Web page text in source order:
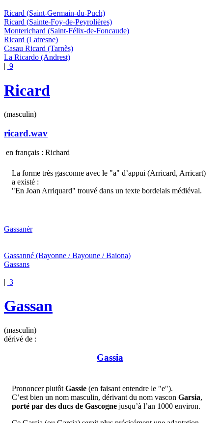
Ricard (Saint-Germain-du-Puch)
Ricard (Sainte-Foy-de-Peyrolières)
Monterichard (Saint-Félix-de-Foncaude)
Ricard (Latresne)
Casau Ricard (Tarnès)
La Ricardo (Andrest)
| 9
Ricard
(masculin)
ricard.wav
en français : Richard
La forme très gasconne avec le "a" d’appui (Arricard, Arricart)
a existé :
"En Joan Arriquard" trouvé dans un texte bordelais médiéval.
Gassanèr
Gassanné (Bayonne / Bayoune / Baiona)
Gassans
| 3
Gassan
(masculin)
dérivé de :
Gassia
Prononcer plutôt Gassie (en faisant entendre le "e").
C’est bien un nom masculin, dérivant du nom vascon Garsia,
porté par des ducs de Gascogne jusqu’à l’an 1000 environ.